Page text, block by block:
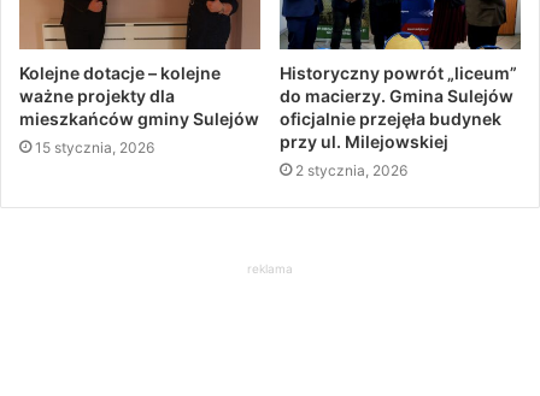
Kolejne dotacje – kolejne
ważne projekty dla
mieszkańców gminy Sulejów
15 stycznia, 2026
Historyczny powrót „liceum”
do macierzy. Gmina Sulejów
oficjalnie przejęła budynek
przy ul. Milejowskiej
2 stycznia, 2026
reklama